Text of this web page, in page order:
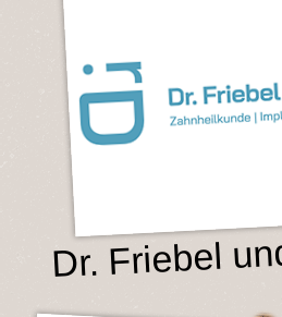
Dr. Friebel